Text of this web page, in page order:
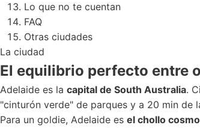
Lo que no te cuentan
FAQ
Otras ciudades
La ciudad
El equilibrio perfecto entre
Adelaide es la capital de South Australia.
"cinturón verde" de parques y a 20 min de
Para un goldie, Adelaide es el chollo